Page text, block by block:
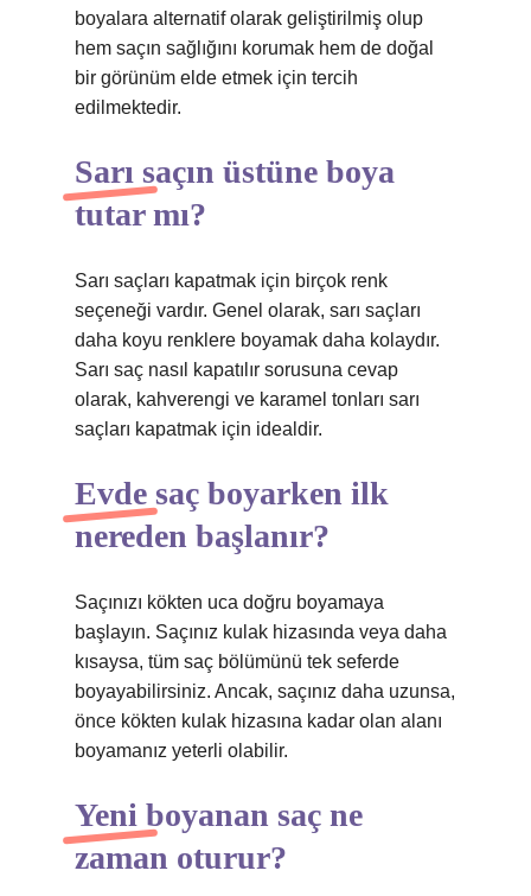
boyalara alternatif olarak geliştirilmiş olup
hem saçın sağlığını korumak hem de doğal
bir görünüm elde etmek için tercih
edilmektedir.
Sarı saçın üstüne boya
tutar mı?
Sarı saçları kapatmak için birçok renk
seçeneği vardır. Genel olarak, sarı saçları
daha koyu renklere boyamak daha kolaydır.
Sarı saç nasıl kapatılır sorusuna cevap
olarak, kahverengi ve karamel tonları sarı
saçları kapatmak için idealdir.
Evde saç boyarken ilk
nereden başlanır?
Saçınızı kökten uca doğru boyamaya
başlayın. Saçınız kulak hizasında veya daha
kısaysa, tüm saç bölümünü tek seferde
boyayabilirsiniz. Ancak, saçınız daha uzunsa,
önce kökten kulak hizasına kadar olan alanı
boyamanız yeterli olabilir.
Yeni boyanan saç ne
zaman oturur?